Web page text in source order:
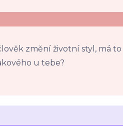
změní životní styl, má to
u tebe?